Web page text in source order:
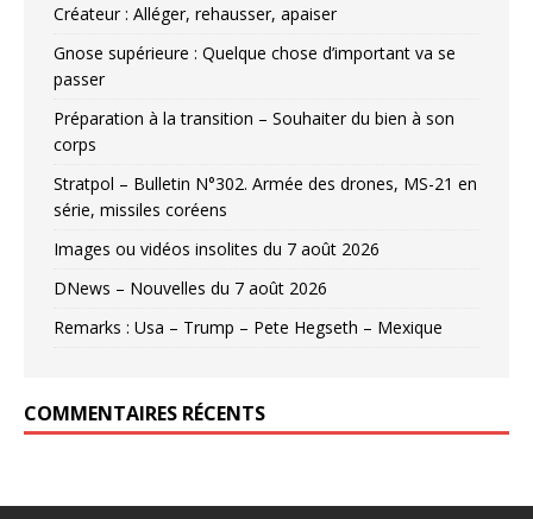
Créateur : Alléger, rehausser, apaiser
Gnose supérieure : Quelque chose d’important va se
passer
Préparation à la transition – Souhaiter du bien à son
corps
Stratpol – Bulletin N°302. Armée des drones, MS-21 en
série, missiles coréens
Images ou vidéos insolites du 7 août 2026
DNews – Nouvelles du 7 août 2026
Remarks : Usa – Trump – Pete Hegseth – Mexique
COMMENTAIRES RÉCENTS